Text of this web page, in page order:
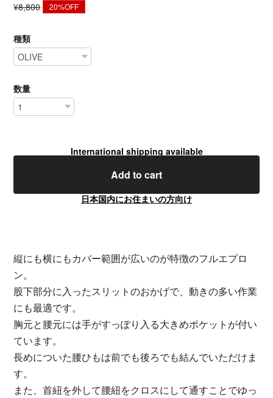
¥8,800 20%OFF
種類
数量
International shipping available
Add to cart
日本国内にお住まいの方向け
縦にも横にもカバー範囲が広いのが特徴のフルエプロ
ン。
股下部分に入ったスリットのおかげで、動きの多い作業
にも最適です。
胸元と腰元には手がすっぽり入る大きめポケットが付い
ています。
長めについた腰ひもは前でも後ろでも結んでいただけま
す。
また、首紐を外して腰紐をクロスにして通すことでゆっ